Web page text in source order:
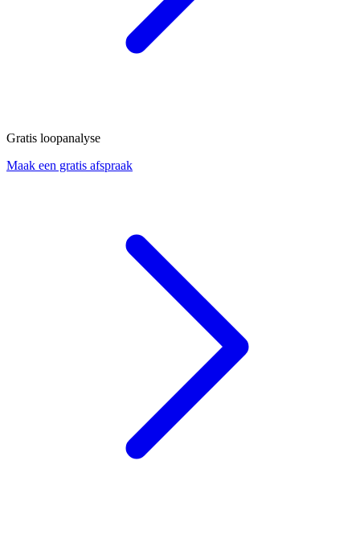
Gratis loopanalyse
Maak een gratis afspraak